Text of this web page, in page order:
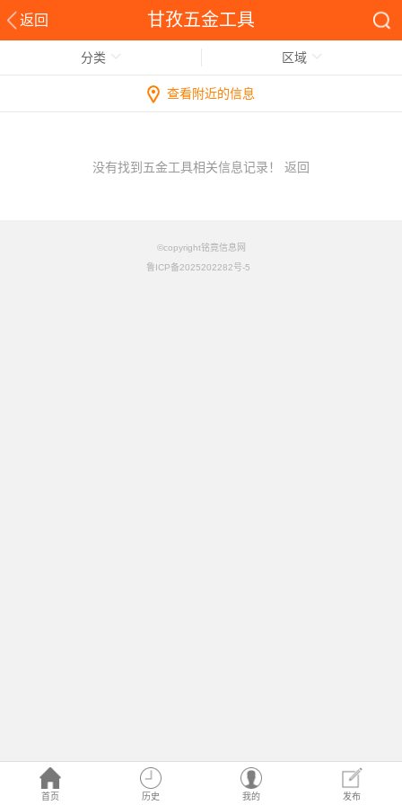
返回 甘孜五金工具
首页 历史 我的 发布
分类 区域
查看附近的信息
没有找到五金工具相关信息记录！ 返回
©copyright铭竟信息网
鲁ICP备2025202282号-5